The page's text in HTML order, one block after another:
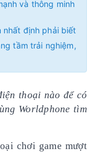
và thông minh
nhất định phải biết
tầm trải nghiệm,
thoại nào để có
Worldphone tìm
chơi game mượt